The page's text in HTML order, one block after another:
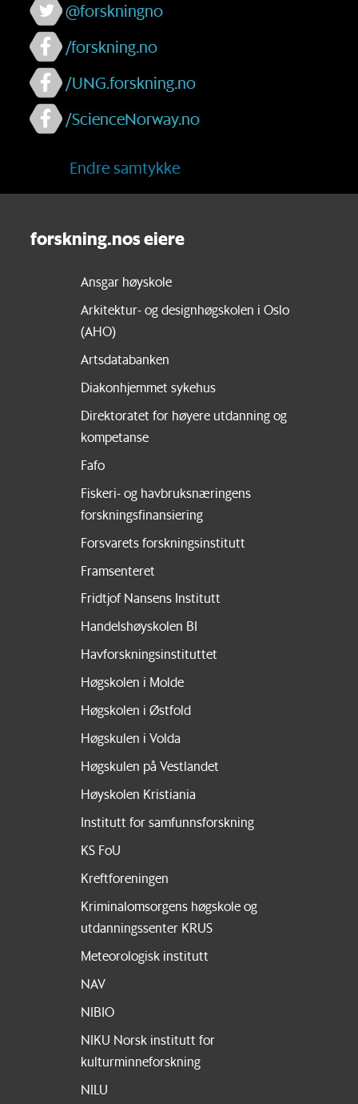
@forskningno
/forskning.no
/UNG.forskning.no
/ScienceNorway.no
Endre samtykke
forskning.nos eiere
Ansgar høyskole
Arkitektur- og designhøgskolen i Oslo
(AHO)
Artsdatabanken
Diakonhjemmet sykehus
Direktoratet for høyere utdanning og
kompetanse
Fafo
Fiskeri- og havbruksnæringens
forskningsfinansiering
Forsvarets forskningsinstitutt
Framsenteret
Fridtjof Nansens Institutt
Handelshøyskolen BI
Havforskningsinstituttet
Høgskolen i Molde
Høgskolen i Østfold
Høgskulen i Volda
Høgskulen på Vestlandet
Høyskolen Kristiania
Institutt for samfunnsforskning
KS FoU
Kreftforeningen
Kriminalomsorgens høgskole og
utdanningssenter KRUS
Meteorologisk institutt
NAV
NIBIO
NIKU Norsk institutt for
kulturminneforskning
NILU